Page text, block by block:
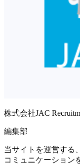
株式会社JAC
編集部
当サイトを運営する
コミュニケーション